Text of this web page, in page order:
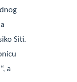
Siti.
a